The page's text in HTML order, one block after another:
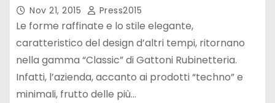
Nov 21, 2015 Press2015
Le forme raffinate e lo stile elegante,
caratteristico del design d’altri tempi, ritornano
nella gamma “Classic” di Gattoni Rubinetteria.
Infatti, l’azienda, accanto ai prodotti “techno” e
minimali, frutto delle più…